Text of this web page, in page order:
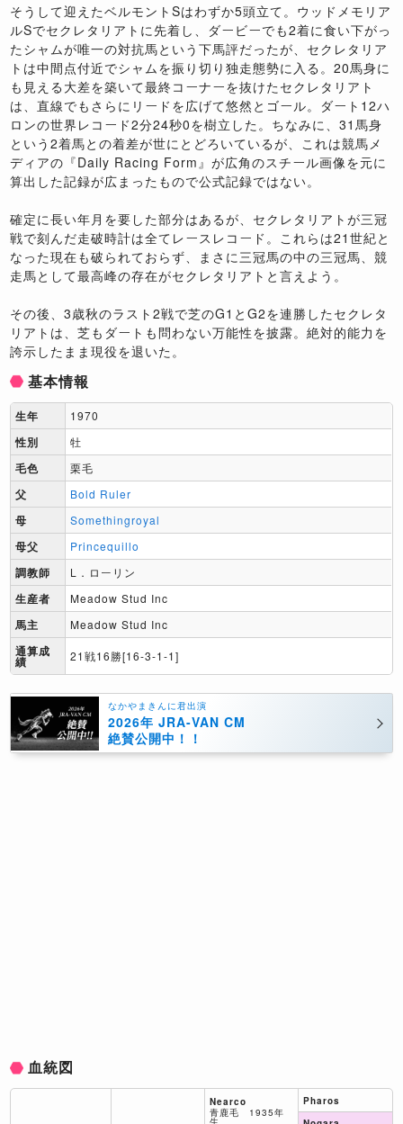
そうして迎えたベルモントSはわずか5頭立て。ウッドメモリア
ルSでセクレタリアトに先着し、ダービーでも2着に食い下がっ
たシャムが唯一の対抗馬という下馬評だったが、セクレタリア
トは中間点付近でシャムを振り切り独走態勢に入る。20馬身に
も見える大差を築いて最終コーナーを抜けたセクレタリアト
は、直線でもさらにリードを広げて悠然とゴール。ダート12ハ
ロンの世界レコード2分24秒0を樹立した。ちなみに、31馬身
という2着馬との着差が世にとどろいているが、これは競馬メ
ディアの『Daily Racing Form』が広角のスチール画像を元に
算出した記録が広まったもので公式記録ではない。
確定に長い年月を要した部分はあるが、セクレタリアトが三冠
戦で刻んだ走破時計は全てレースレコード。これらは21世紀と
なった現在も破られておらず、まさに三冠馬の中の三冠馬、競
走馬として最高峰の存在がセクレタリアトと言えよう。
その後、3歳秋のラスト2戦で芝のG1とG2を連勝したセクレタ
リアトは、芝もダートも問わない万能性を披露。絶対的能力を
誇示したまま現役を退いた。
基本情報
生年 1970
性別 牡
毛色 栗毛
父 Bold Ruler
母 Somethingroyal
母父 Princequillo
調教師 L．ローリン
生産者 Meadow Stud Inc
馬主 Meadow Stud Inc
通算成
績 21戦16勝[16-3-1-1]
なかやまきんに君出演
2026年 JRA-VAN CM
絶賛公開中！！
血統図
Nearco
青鹿毛 1935年
Pharos